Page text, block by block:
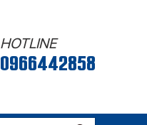
HOTLINE
0966442858